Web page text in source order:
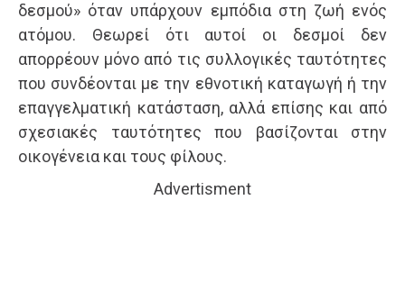
δεσμού» όταν υπάρχουν εμπόδια στη ζωή ενός
ατόμου. Θεωρεί ότι αυτοί οι δεσμοί δεν
απορρέουν μόνο από τις συλλογικές ταυτότητες
που συνδέονται με την εθνοτική καταγωγή ή την
επαγγελματική κατάσταση, αλλά επίσης και από
σχεσιακές ταυτότητες που βασίζονται στην
οικογένεια και τους φίλους.
Advertisment